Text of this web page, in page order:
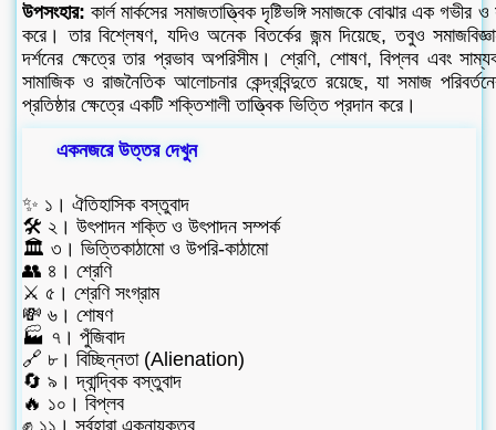
উপসংহার:কার্ল মার্কসের সমাজতাত্ত্বিক দৃষ্টিভঙ্গি সমাজকে বোঝার এক গভীর
করে। তার বিশ্লেষণ, যদিও অনেক বিতর্কের জন্ম দিয়েছে, তবুও
দর্শনের ক্ষেত্রে তার প্রভাব অপরিসীম। শ্রেণি, শোষণ, বিপ্লব এবং
সামাজিক ও রাজনৈতিক আলোচনার কেন্দ্রবিন্দুতে রয়েছে, যা সমাজ
প্রতিষ্ঠার ক্ষেত্রে একটি শক্তিশালী তাত্ত্বিক ভিত্তি প্রদান করে।
একনজরে উত্তর দেখুন
✨ ১। ঐতিহাসিক বস্তুবাদ
🛠️ ২। উৎপাদন শক্তি ও উৎপাদন সম্পর্ক
🏛️ ৩। ভিত্তিকাঠামো ও উপরি-কাঠামো
👥 ৪। শ্রেণি
⚔️ ৫। শ্রেণি সংগ্রাম
💸 ৬। শোষণ
🏭 ৭। পুঁজিবাদ
🔗 ৮। বিচ্ছিন্নতা (Alienation)
🔄 ৯। দ্বান্দ্বিক বস্তুবাদ
🔥 ১০। বিপ্লব
✊ ১১। সর্বহারা একনায়কত্ব